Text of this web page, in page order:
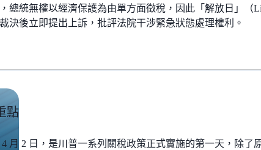
總統無權以經濟保護為由單方面徵稅，因此「解放日」（
決後立即提出上訴，批評法院干涉緊急狀態處理權利。
點
4 月 2 日，是川普一系列關稅政策正式實施的第一天，除了